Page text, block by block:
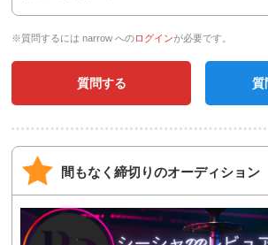
※質問するには narrow へのログインが必要です。
質問する 質
間もなく締切りのオーディション